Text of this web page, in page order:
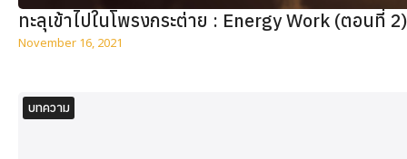
ทะลุเข้าไปในโพรงกระต่าย : Energy Work (ตอนที่ 2)
November 16, 2021
บทความ